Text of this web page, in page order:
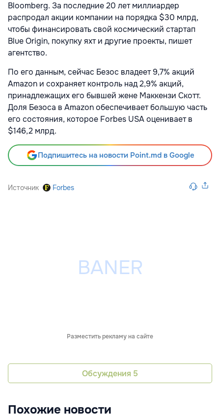
Bloomberg. За последние 20 лет миллиардер
распродал акции компании на порядка $30 млрд,
чтобы финансировать свой космический стартап
Blue Origin, покупку яхт и другие проекты, пишет
агентство.
По его данным, сейчас Безос владеет 9,7% акций
Amazon и сохраняет контроль над 2,9% акций,
принадлежащих его бывшей жене Маккензи Скотт.
Доля Безоса в Amazon обеспечивает большую часть
его состояния, которое Forbes USA оценивает в
$146,2 млрд.
Подпишитесь на новости Point.md в Google
Источник Forbes
Разместить рекламу на сайте
Обсуждения 5
Похожие новости